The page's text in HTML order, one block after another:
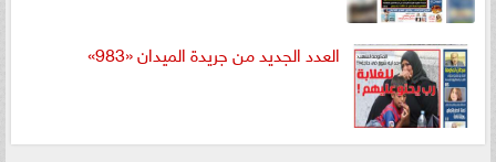
العدد الجديد من جريدة الميدان «983»